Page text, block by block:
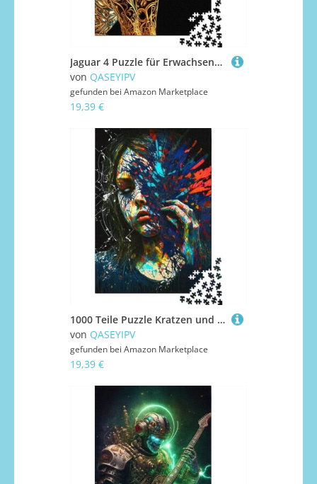
Jaguar 4 Puzzle für Erwachsene und Teenager, 1000 Teile, Papier-Puzzles für Teenager, Geschenke, Puzzlespiel, 1000 Teile (38 x 26 cm)
von QASEYIPV
gefunden bei Amazon Marketplace
19,39 €
1000 Teile Puzzle Kratzen und Schmerzen für Erwachsene, Pädagogisches Papier-Puzzlespiel für Erwachsene Teenager, 1000 Teile (38 x 26 cm)
von QASEYIPV
gefunden bei Amazon Marketplace
19,39 €